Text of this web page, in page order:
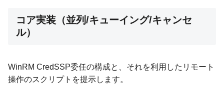
コア実装（並列/キューイング/キャンセ
ル）
WinRM CredSSP委任の構成と、それを利用したリモート
操作のスクリプトを提示します。